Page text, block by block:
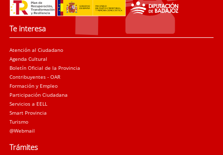
Te interesa
Atención al Ciudadano
Agenda Cultural
Boletín Oficial de la Provincia
Contribuyentes - OAR
Formación y Empleo
Participación Ciudadana
Servicios a EELL
Smart Provincia
Turismo
@Webmail
Trámites